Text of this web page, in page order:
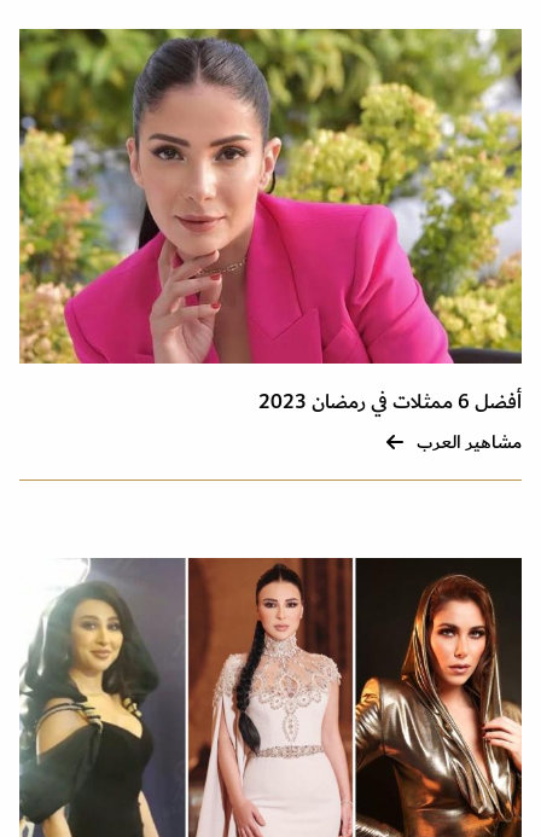
أفضل 6 ممثلات في رمضان 2023
مشاهير العرب